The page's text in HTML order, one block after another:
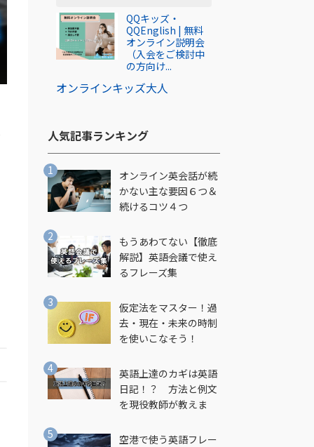
オンラインキッズ大人
QQキッズ・
QQEnglish | 無料
オンライン説明会
（入会をご検討中
の方向け...
人気記事ランキング​
オンライン英会話が続
かない主な要因６つ＆
続けるコツ４つ
もうあわてない【徹底
解説】英語会議で使え
るフレーズ集
仮定法をマスター！過
去・現在・未来の時制
を使いこなそう！
英語上達のカギは英語
日記！？ 方法と例文
を現役教師が教えま
空港で使う英語フレー